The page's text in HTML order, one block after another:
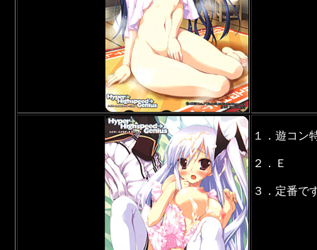
１．遊コン
２．Ｅ
３．定番で